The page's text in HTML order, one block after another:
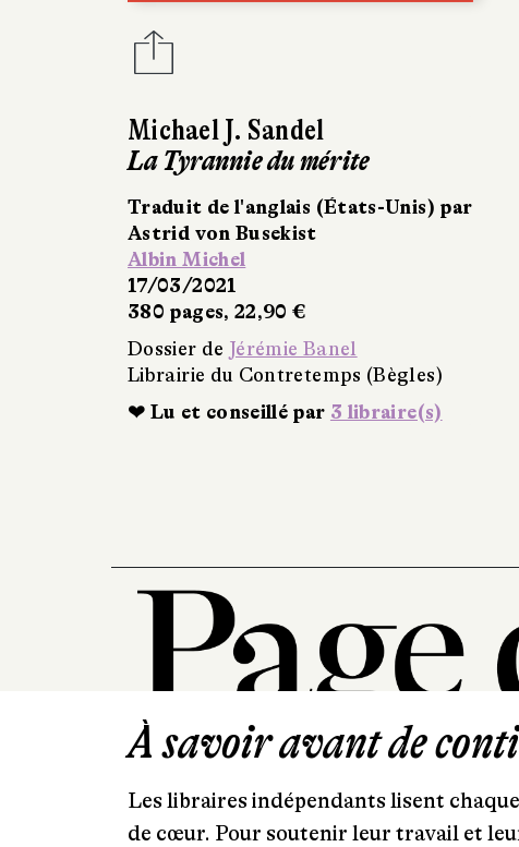
Michael J. Sandel
La Tyrannie du mérite
Traduit de l'anglais (États-Unis) par
Astrid von Busekist
Albin Michel
17/03/2021
380 pages, 22,90 €
Dossier de Jérémie Banel
Librairie du Contretemps (Bègles)
❤ Lu et conseillé par 3 libraire(s)
À savoir avant de
Les libraires indépendants lisent
de cœur. Pour soutenir leur travail et